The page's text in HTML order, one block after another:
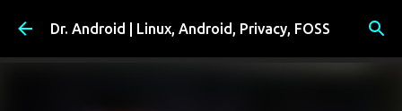
Μετάβαση στο κύριο περιεχόμενο
Dr. Android | Linux, Android, Privacy, FOSS